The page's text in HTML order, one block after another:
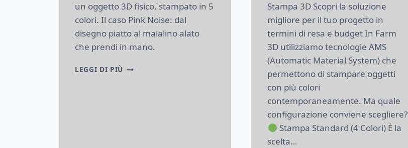
un oggetto 3D fisico, stampato in 5
colori. Il caso Pink Noise: dal
disegno piatto al maialino alato
che prendi in mano.
LEGGI DI PIÙ PINK
Stampa 3D Scopri la soluzione
migliore per il tuo progetto in
termini di resa e budget In Farm
3D utilizziamo tecnologie AMS
(Automatic Material System) che
permettono di stampare oggetti
con più colori
contemporaneamente. Ma quale
configurazione conviene scegliere?
Stampa Standard (4 Colori) È la
scelta…